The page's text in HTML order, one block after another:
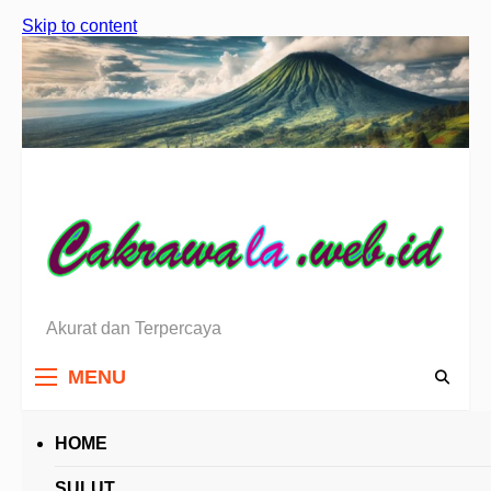
Skip to content
Berita Sulawesi Utara
Akurat dan Terpercaya
MENU
HOME
HEADLINES